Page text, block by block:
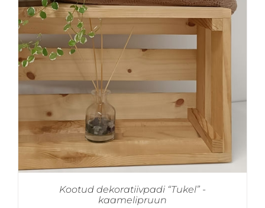
Kootud dekoratiivpadi “Tukel” -
kaamelipruun